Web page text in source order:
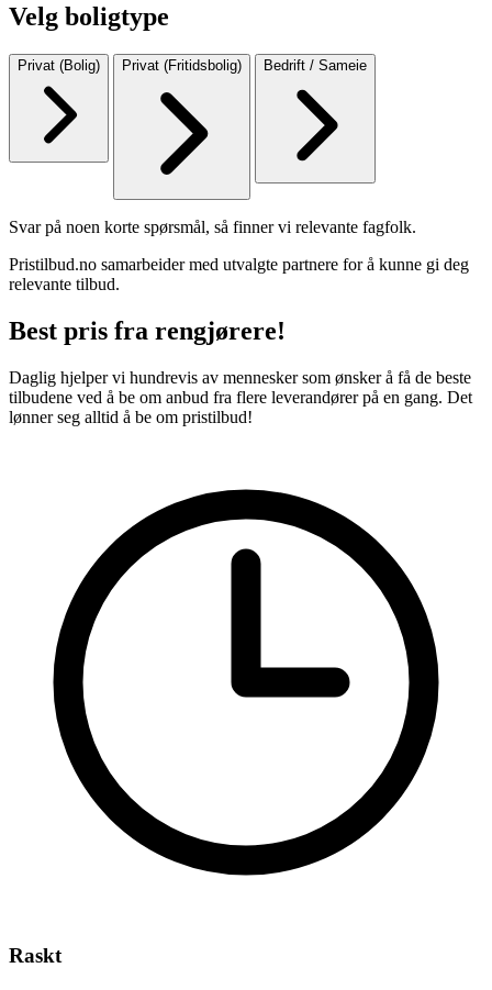
Velg boligtype
Privat (Bolig) Privat (Fritidsbolig) Bedrift / Sameie
Svar på noen korte spørsmål, så finner vi relevante fagfolk.
Pristilbud.no samarbeider med utvalgte partnere for å kunne gi deg
relevante tilbud.
Best pris fra rengjørere!
Daglig hjelper vi hundrevis av mennesker som ønsker å få de beste
tilbudene ved å be om anbud fra flere leverandører på en gang. Det
lønner seg alltid å be om pristilbud!
Raskt